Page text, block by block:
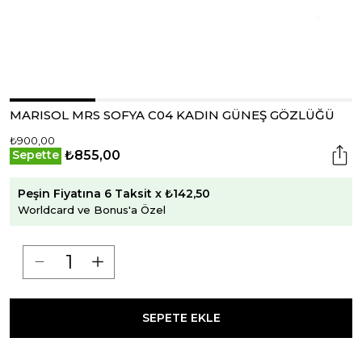
MARISOL MRS SOFYA C04 KADIN GÜNEŞ GÖZLÜĞÜ
₺900,00
Sepette ₺855,00
Peşin Fiyatına 6 Taksit x ₺142,50
Worldcard ve Bonus'a Özel
SEPETE EKLE